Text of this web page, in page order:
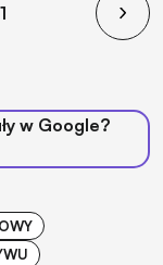
w Google?